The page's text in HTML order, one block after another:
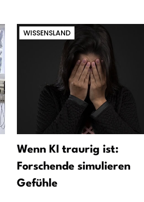
WISSENSLAND
Wenn KI traurig ist:
Forschende simulieren
Gefühle